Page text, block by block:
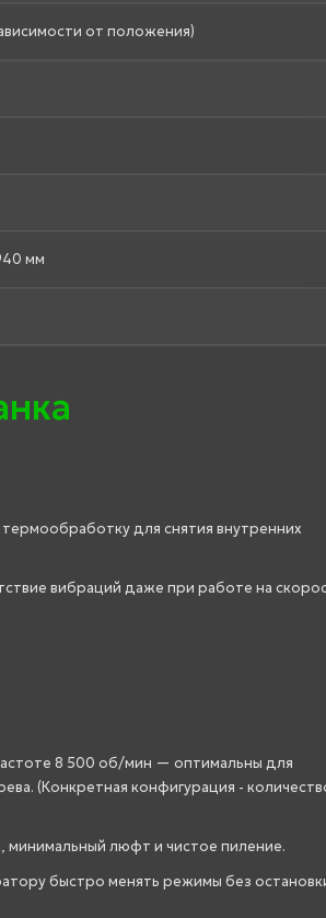
от положения)
мм
для снятия внутренних
вибраций даже при работе на
8 500 об/мин — оптимальны для
(Конкретная конфигурация -
люфт и чистое пиление.
быстро менять режимы без